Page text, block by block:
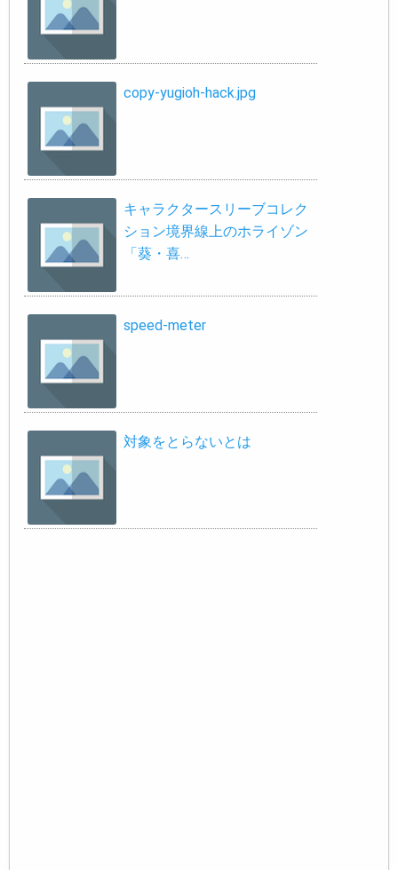
copy-yugioh-hack.jpg
キャラクタースリーブコレク
ション境界線上のホライゾン
「葵・喜…
speed-meter
対象をとらないとは